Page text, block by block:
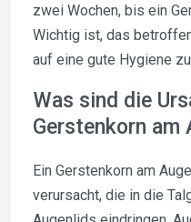
zwei Wochen, bis ein
Wichtig ist, das
auf eine gute Hygiene
Was sind die
Gerstenkorn am
Ein Gerstenkorn am
verursacht, die in die